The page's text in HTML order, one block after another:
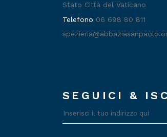
Stato Città del Vaticano
Telefono 06 698 80 811
SEGUICI &